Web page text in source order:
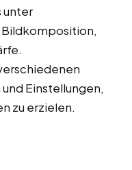
unter
Einstellungen,
zu erzielen.